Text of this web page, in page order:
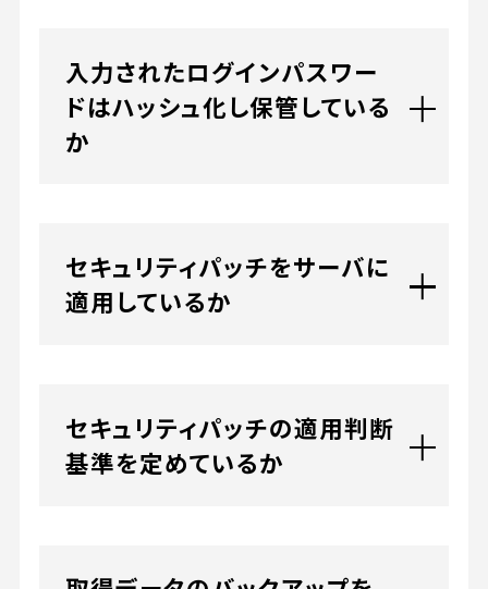
入力されたログインパスワー
ドはハッシュ化し保管している
か
セキュリティパッチをサーバに
適用しているか
セキュリティパッチの適用判断
基準を定めているか